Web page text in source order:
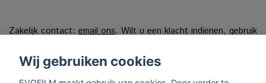
Zakelijk contact: email ons. Wilt u een klacht indienen, gebruik
VAT reg. 556808-9659 EVO International AB, Norra
Wij gebruiken cookies